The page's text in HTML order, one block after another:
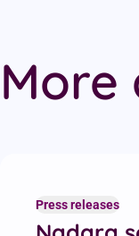
More
Press releases